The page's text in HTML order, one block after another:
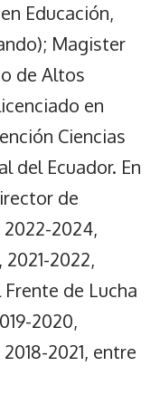
Educación,
Magister
de Altos
en
Ciencias
del Ecuador. En
de
2024,
2022,
de Lucha
2020,
2021, entre